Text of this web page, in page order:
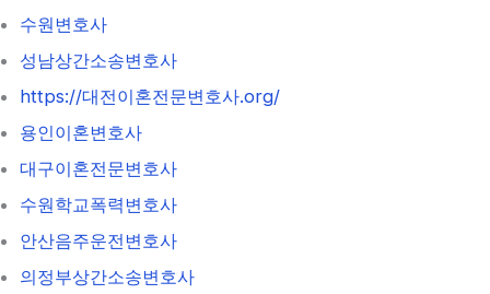
수원변호사
성남상간소송변호사
https://대전이혼전문변호사.org/
용인이혼변호사
대구이혼전문변호사
수원학교폭력변호사
안산음주운전변호사
의정부상간소송변호사